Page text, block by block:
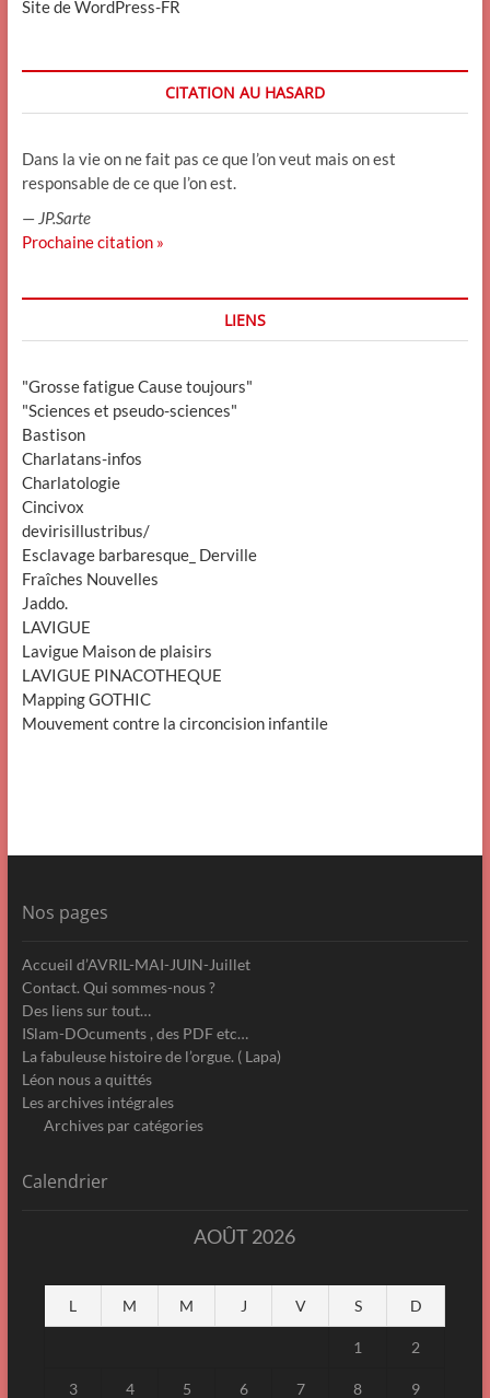
Site de WordPress-FR
CITATION AU HASARD
Dans la vie on ne fait pas ce que l’on veut mais on est
responsable de ce que l’on est.
— JP.Sarte
Prochaine citation »
LIENS
"Grosse fatigue Cause toujours"
"Sciences et pseudo-sciences"
Bastison
Charlatans-infos
Charlatologie
Cincivox
devirisillustribus/
Esclavage barbaresque_ Derville
Fraîches Nouvelles
Jaddo.
LAVIGUE
Lavigue Maison de plaisirs
LAVIGUE PINACOTHEQUE
Mapping GOTHIC
Mouvement contre la circoncision infantile
Nos pages
Accueil d’AVRIL-MAI-JUIN-Juillet
Contact. Qui sommes-nous ?
Des liens sur tout…
ISlam-DOcuments , des PDF etc…
La fabuleuse histoire de l’orgue. ( Lapa)
Léon nous a quittés
Les archives intégrales
Archives par catégories
Calendrier
AOÛT 2026
L M M J V S D
1 2
3 4 5 6 7 8 9